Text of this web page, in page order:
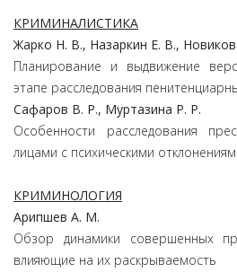
КРИМИНАЛИСТИКА
Жарко Н. В., Назаркин Е. В.,
Планирование и выдвижение
этапе расследования
Сафаров В. Р., Муртазина Р. Р.
Особенности расследования
лицами с психическими
КРИМИНОЛОГИЯ
Арипшев А. М.
Обзор динамики совершенных
влияющие на их раскрываемость